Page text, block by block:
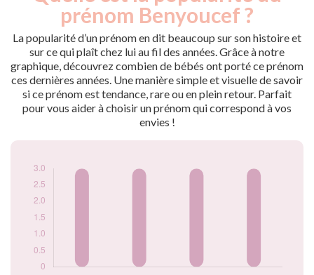
prénom Benyoucef ?
La popularité d’un prénom en dit beaucoup sur son histoire et
sur ce qui plaît chez lui au fil des années. Grâce à notre
graphique, découvrez combien de bébés ont porté ce prénom
ces dernières années. Une manière simple et visuelle de savoir
si ce prénom est tendance, rare ou en plein retour. Parfait
pour vous aider à choisir un prénom qui correspond à vos
envies !
Popularité du
prénom Benyoucef
par année
nés
1972
3
1976
3
1979
3